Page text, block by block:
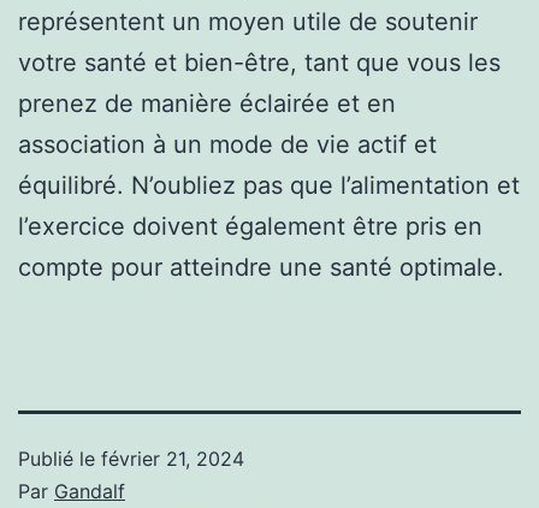
représentent un moyen utile de soutenir
votre santé et bien-être, tant que vous les
prenez de manière éclairée et en
association à un mode de vie actif et
équilibré. N’oubliez pas que l’alimentation et
l’exercice doivent également être pris en
compte pour atteindre une santé optimale.
Publié le février 21, 2024
Par Gandalf